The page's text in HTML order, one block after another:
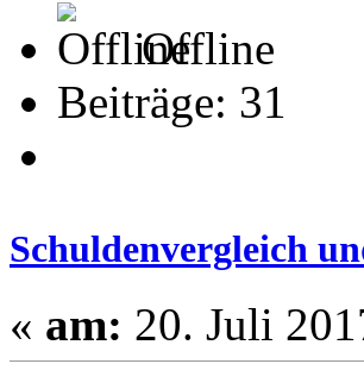
Offline
Beiträge: 31
Schuldenvergleich
« am: 20. Juli